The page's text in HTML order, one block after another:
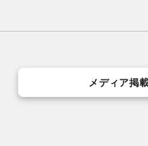
メディア掲